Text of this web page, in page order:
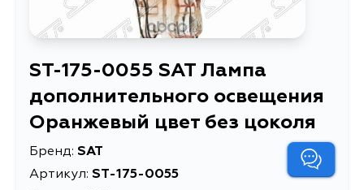
ST-175-0055 SAT Лампа
дополнительного освещения
Оранжевый цвет без цоколя
Бренд: SAT
Артикул: ST-175-0055